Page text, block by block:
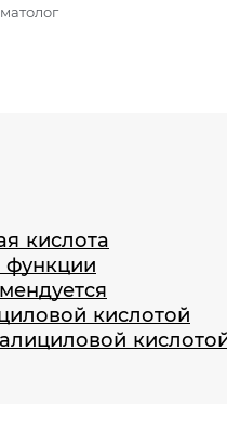
кислота
функции
кислотой